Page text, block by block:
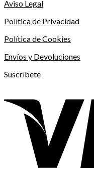
Aviso Legal
Política de Privacidad
Política de Cookies
Envíos y Devoluciones
Suscríbete